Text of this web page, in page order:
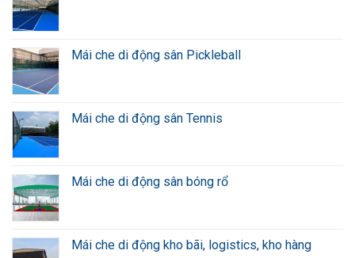
Mái che di động sân Pickleball
Mái che di động sân Tennis
Mái che di động sân bóng rổ
Mái che di động kho bãi, logistics, kho hàng